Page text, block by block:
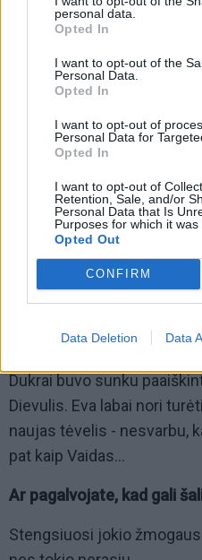
personal data.
Opted In
I want to opt-out of the
Personal Data.
Opted In
I want to opt-out of
Personal Data for
Opted In
I want to opt-out of
Retention, Sale, and/or
Personal Data that Is
Purposes for which it was
Opted Out
CONFIRM
Data Deletion Data
Ilgai negalėjau patikėti.
žiūrėjau į jo veidą ir
Tik po laidotuvių imi
žmogus staiga neišnyksta,
bet... Mintyse su juo
prieš ypatingą gyvenimo
nieko nepakeisiu.
Dukrai buvo sunku
Dievulis. Eva labai nori
naujas tėvelis - nesvarbu,
pat kaip Vaidas...
Ar pagalvojate, kad gali
Stengsiuosi jokio